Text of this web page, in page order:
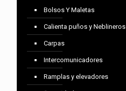
Bolsos Y Maletas
Calienta puños y Neblineros
Carpas
Intercomunicadores
Ramplas y elevadores